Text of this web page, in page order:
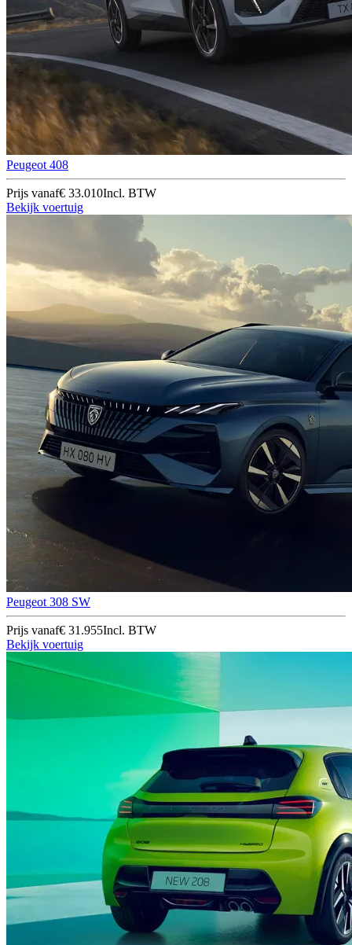
Peugeot 408
Prijs vanaf€ 33.010Incl. BTW
Bekijk voertuig
Peugeot 308 SW
Prijs vanaf€ 31.955Incl. BTW
Bekijk voertuig